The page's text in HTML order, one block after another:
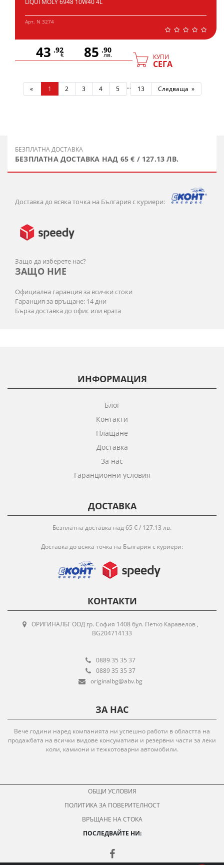
LIQUI MOLY 6948 10W40 4L
Арт. N 3274
43 .92
€ 85 .90
лв. КУПИ
СЕГА
« 1 2 3 4 5 … 13 Следваща »
БЕЗПЛАТНА ДОСТАВКА
БЕЗПЛАТНА ДОСТАВКА НАД 65 € / 127.13 ЛВ.
Доставка до всяка точка на България с куриери:
Защо да изберете нас?
ЗАЩО НИЕ
Официална гаранция за всички стоки
Гаранция за връщане: 14 дни
Бърза доставка до офис или врата
ИНФОРМАЦИЯ
Блог
Контакти
Плащане
Доставка
За нас
Гаранционни условия
ДОСТАВКА
Безплатна доставка над 65 € / 127.13 лв.
Доставка до всяка точка на България с куриери:
КОНТАКТИ
ОРИГИНАЛБГ ООД гр. София 1408 бул. Петко Каравелов ,
BG204714133
0889 35 35 37
0889 35 35 37
originalbg@abv.bg
ЗА НАС
Вече години наред компанията ни успешно работи в областта на
продажбата на всички видове консумативи и резервни части за леки
коли, камиони и тежкотоварни автомобили.
ОБЩИ УСЛОВИЯ
ПОЛИТИКА ЗА ПОВЕРИТЕЛНОСТ
ВРЪЩАНЕ НА СТОКА
ПОСЛЕДВАЙТЕ НИ: